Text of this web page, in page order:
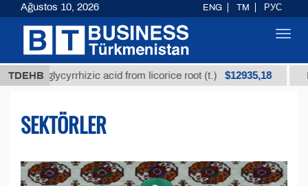
TDEHB acid from licorice root (t.) $12935,18 Low-
SEKTÖRLER
Ağustos 10, 2026 ENG TM РУС